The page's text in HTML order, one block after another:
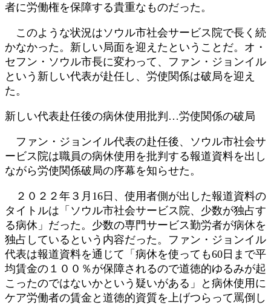
者に労働権を保障する貴重なものだった。
このような状況はソウル市社会サービス院で長く続
かなかった。新しい局面を迎えたということだ。オ・
セフン・ソウル市長に変わって、ファン・ジョンイル
という新しい代表が赴任し、労使関係は破局を迎え
た。
新しい代表赴任後の病休使用批判…労使関係の破局
ファン・ジョンイル代表の赴任後、ソウル市社会サ
ービス院は職員の病休使用を批判する報道資料を出し
ながら労使関係破局の序幕を知らせた。
２０２２年３月16日、使用者側が出した報道資料の
タイトルは「ソウル市社会サービス院、少数が独占す
る病休」だった。少数の専門サービス勤労者が病休を
独占しているという内容だった。ファン・ジョンイル
代表は報道資料を通じて「病休を使っても60日まで平
均賃金の１００％が保障されるので道徳的ゆるみが起
こったのではないかという疑いがある」と病休使用に
ケア労働者の賃金と道徳的資質を上げつらって罵倒し